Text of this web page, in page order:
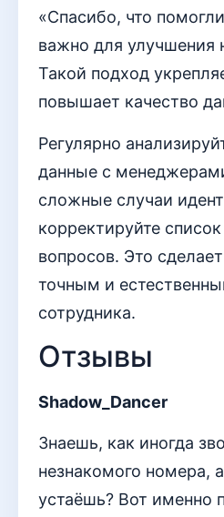
«Спасибо, что
важно для улучшения
Такой подход
повышает качество
Регулярно
данные с
сложные случаи
корректируйте
вопросов. Это
точным и
сотрудника.
Отзывы
Shadow_Dancer
Знаешь, как иногда
незнакомого номера,
устаёшь? Вот именно